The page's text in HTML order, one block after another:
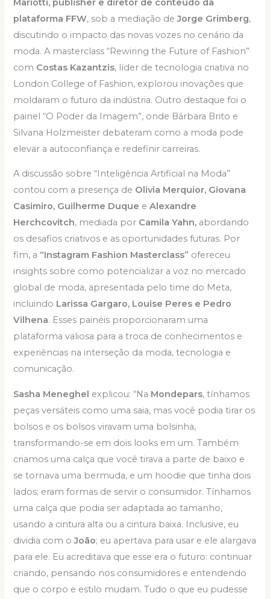
plataforma FFW, sob a mediação de Jorge Grimberg,
discutindo o impacto das novas vozes no cenário da
moda. A masterclass “Rewiring the Future of Fashion”
com Costas Kazantzis, líder de tecnologia criativa no
London College of Fashion, explorou inovações que
moldaram o futuro da indústria. Outro destaque foi o
painel “O Poder da Imagem”, onde Bárbara Brito e
Silvana Holzmeister debateram como a moda pode
elevar a autoconfiança e redefinir carreiras.
A discussão sobre “Inteligência Artificial na Moda”
contou com a presença de Olivia Merquior, Giovana
Casimiro, Guilherme Duque eAlexandre
Herchcovitch, mediada por Camila Yahn, abordando
os desafios criativos e as oportunidades futuras. Por
fim, a “Instagram Fashion Masterclass” ofereceu
insights sobre como potencializar a voz no mercado
global de moda, apresentada pelo time do Meta,
incluindo Larissa Gargaro, Louise Peres e Pedro
Vilhena. Esses painéis proporcionaram uma
plataforma valiosa para a troca de conhecimentos e
experiências na interseção da moda, tecnologia e
comunicação.
Sasha Meneghel explicou: “Na Mondepars, tínhamos
peças versáteis como uma saia, mas você podia tirar os
bolsos e os bolsos viravam uma bolsinha,
transformando-se em dois looks em um. Também
criamos uma calça que você tirava a parte de baixo e
se tornava uma bermuda, e um hoodie que tinha dois
lados; eram formas de servir o consumidor. Tínhamos
uma calça que podia ser adaptada ao tamanho,
usando a cintura alta ou a cintura baixa. Inclusive, eu
dividia com oJoão; eu apertava para usar e ele alargava
para ele. Eu acreditava que esse era o futuro: continuar
criando, pensando nos consumidores e entendendo
que o corpo e estilo mudam. Tudo o que eu pudesse